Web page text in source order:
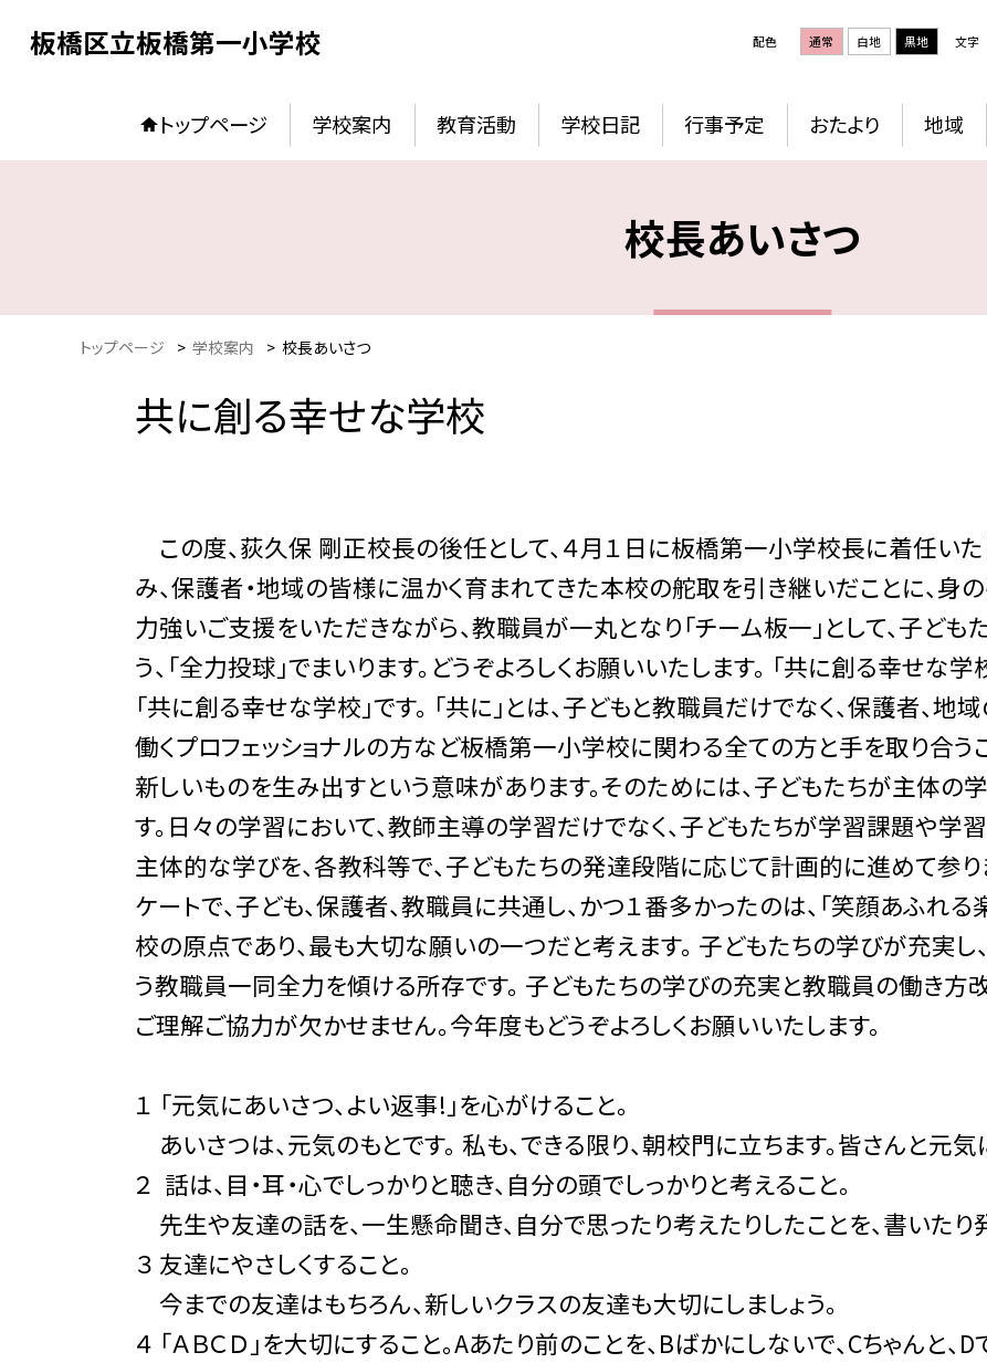
板橋区立板橋第一小学校 配色 通常 白地 黒地 文字
トップページ 学校案内 教育活動 学校日記 行事予定 おたより 地域
校長あいさつ
トップページ > 学校案内 > 校長あいさつ
共に創る幸せな学校
この度、荻久保 剛正校長の後任として、４月１日に板橋第一小学校長に着任いた
み、保護者・地域の皆様に温かく育まれてきた本校の舵取を引き継いだことに、身
力強いご支援をいただきながら、教職員が一丸となり「チーム板一」として、子ど
う、「全力投球」でまいります。どうぞよろしくお願いいたします。 「共に創る幸せな
「共に創る幸せな学校」です。 「共に」とは、子どもと教職員だけでなく、保護者、地
働くプロフェッショナルの方など板橋第一小学校に関わる全ての方と手を取り合うこ
新しいものを生み出すという意味があります。そのためには、子どもたちが主体の
す。日々の学習において、教師主導の学習だけでなく、子どもたちが学習課題や学
主体的な学びを、各教科等で、子どもたちの発達段階に応じて計画的に進めて参りま
ケートで、子ども、保護者、教職員に共通し、かつ１番多かったのは、「笑顔あふれる
校の原点であり、最も大切な願いの一つだと考えます。 子どもたちの学びが充実
う教職員一同全力を傾ける所存です。 子どもたちの学びの充実と教職員の働き方
ご理解ご協力が欠かせません。今年度もどうぞよろしくお願いいたします。
１ 「元気にあいさつ、よい返事!」を心がけること。
あいさつは、元気のもとです。 私も、できる限り、朝校門に立ちます。皆さんと元
２ 話は、目・耳・心でしっかりと聴き、自分の頭でしっかりと考えること。
先生や友達の話を、一生懸命聞き、自分で思ったり考えたりしたことを、書いたり
３ 友達にやさしくすること。
今までの友達はもちろん、新しいクラスの友達も大切にしましょう。
４ 「ＡＢＣＤ」を大切にすること。Aあたり前のことを、Bばかにしないで、Cちゃんと、D